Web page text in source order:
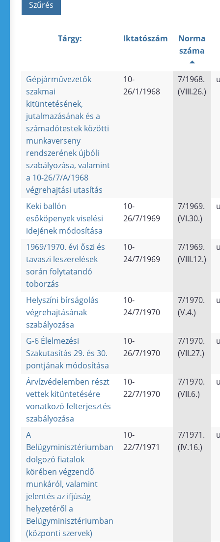
Tárgy: Iktatószám
Norma
száma
Gépjárművezetők
szakmai
kitüntetésének,
jutalmazásának és a
számadótestek közötti
munkaverseny
rendszerének újbóli
szabályozása, valamint
a 10-26/7/A/1968
végrehajtási utasítás
10-
26/1/1968
7/1968.
(VIII.26.)
Keki ballón
esőköpenyek viselési
idejének módosítása
10-
26/7/1969
7/1969.
(VI.30.)
1969/1970. évi őszi és
tavaszi leszerelések
során folytatandó
toborzás
10-
24/7/1969
7/1969.
(VIII.12.)
Helyszíni bírságolás
végrehajtásának
szabályozása
10-
24/7/1970
7/1970.
(V.4.)
G-6 Élelmezési
Szakutasítás 29. és 30.
pontjának módosítása
10-
26/7/1970
7/1970.
(VII.27.)
Árvízvédelemben részt
vettek kitüntetésére
vonatkozó felterjesztés
szabályozása
10-
22/7/1970
7/1970.
(VII.6.)
A
Belügyminisztériumban
dolgozó fiatalok
körében végzendő
munkáról, valamint
jelentés az ifjúság
helyzetéről a
Belügyminisztériumban
(központi szervek)
10-
22/7/1971
7/1971.
(IV.16.)